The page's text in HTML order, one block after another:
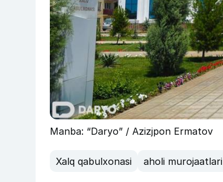
Manba: “Daryo” / Azizjpon Ermatov
Xalq qabulxonasi aholi murojaatlari